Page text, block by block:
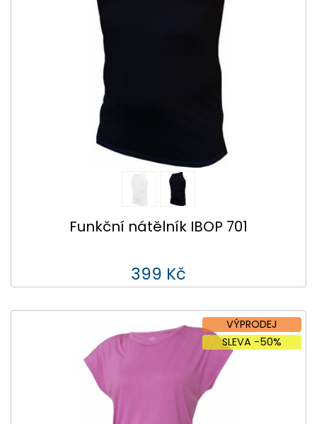
Funkční nátělník IBOP 701
399 Kč
VÝPRODEJ
SLEVA -50%